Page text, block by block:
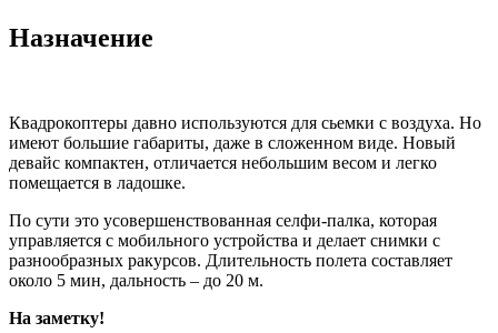
Назначение
Квадрокоптеры давно используются для сьемки с воздуха. Но
имеют большие габариты, даже в сложенном виде. Новый
девайс компактен, отличается небольшим весом и легко
помещается в ладошке.
По сути это усовершенствованная селфи-палка, которая
управляется с мобильного устройства и делает снимки с
разнообразных ракурсов. Длительность полета составляет
около 5 мин, дальность – до 20 м.
На заметку!